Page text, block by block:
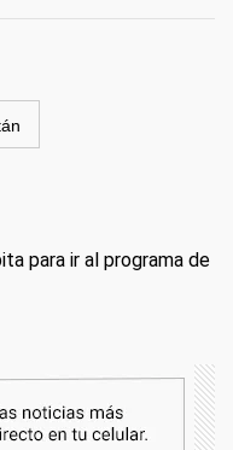
para ir al programa de